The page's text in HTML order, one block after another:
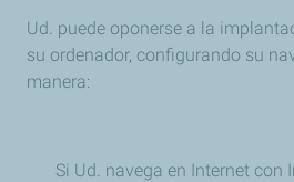
Ud. puede oponerse a la
su ordenador, configurando su
manera:
Si Ud. navega en Internet con